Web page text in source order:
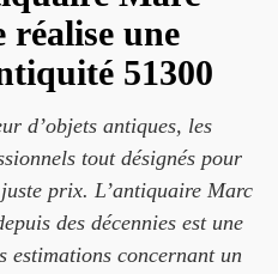
une
51300
d’objets antiques, les
tout désignés pour
prix. L’antiquaire Marc
des décennies est une
estimations concernant un